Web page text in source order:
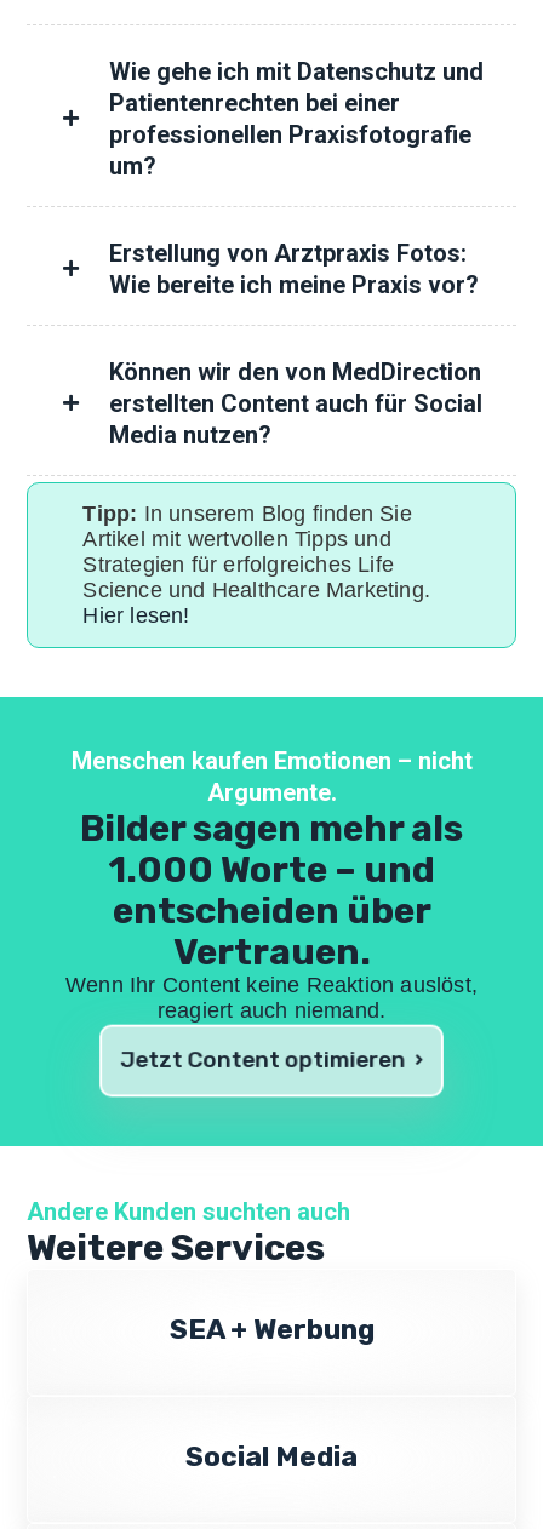
Wie gehe ich mit Datenschutz und
Patientenrechten bei einer
professionellen Praxisfotografie
um?
Erstellung von Arztpraxis Fotos:
Wie bereite ich meine Praxis vor?
Können wir den von MedDirection
erstellten Content auch für Social
Media nutzen?
Tipp: In unserem Blog finden Sie
Artikel mit wertvollen Tipps und
Strategien für erfolgreiches Life
Science und Healthcare Marketing.
Hier lesen!
Menschen kaufen Emotionen – nicht
Argumente.
Bilder sagen mehr als
1.000 Worte – und
entscheiden über
Vertrauen.
Wenn Ihr Content keine Reaktion auslöst,
reagiert auch niemand.
Jetzt Content optimieren
Andere Kunden suchten auch
Weitere Services
SEA + Werbung
Social Media